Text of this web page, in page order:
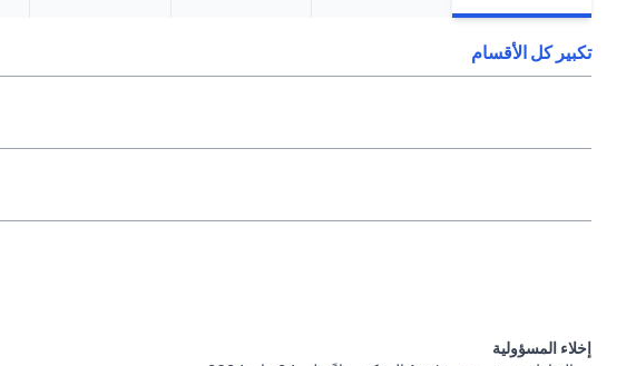
تكبير كل الأقسام
إخلاء المسؤولية